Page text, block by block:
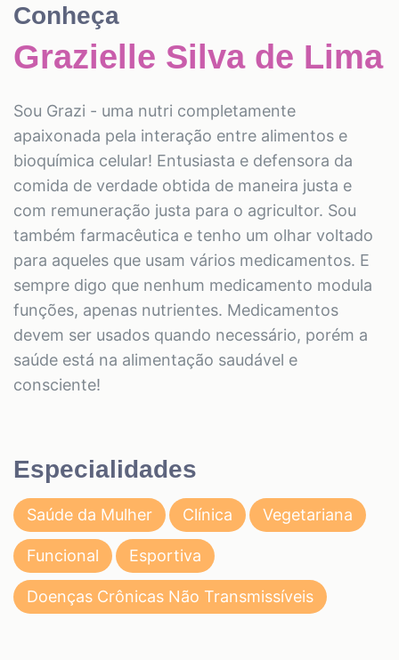
Conheça
Grazielle Silva de Lima
Sou Grazi - uma nutri completamente
apaixonada pela interação entre alimentos e
bioquímica celular! Entusiasta e defensora da
comida de verdade obtida de maneira justa e
com remuneração justa para o agricultor. Sou
também farmacêutica e tenho um olhar voltado
para aqueles que usam vários medicamentos. E
sempre digo que nenhum medicamento modula
funções, apenas nutrientes. Medicamentos
devem ser usados quando necessário, porém a
saúde está na alimentação saudável e
consciente!
Especialidades
Saúde da Mulher Clínica Vegetariana
Funcional Esportiva
Doenças Crônicas Não Transmissíveis